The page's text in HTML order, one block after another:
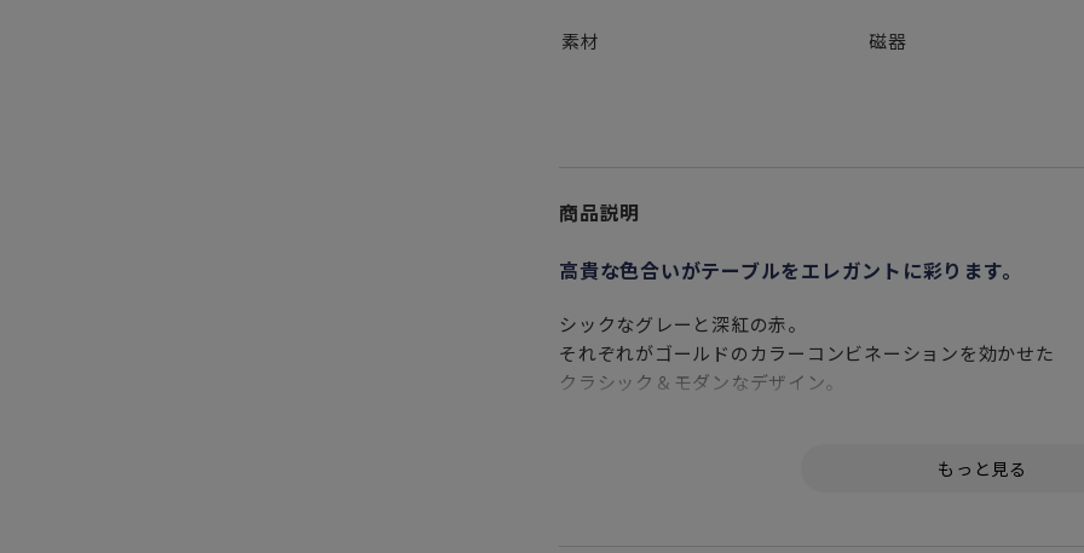
素材 磁器
商品説明
高貴な色合いがテーブルをエレガントに彩ります。
シックなグレーと深紅の赤。
それぞれがゴールドのカラーコンビネーションを効かせた
クラシック＆モダンなデザイン。